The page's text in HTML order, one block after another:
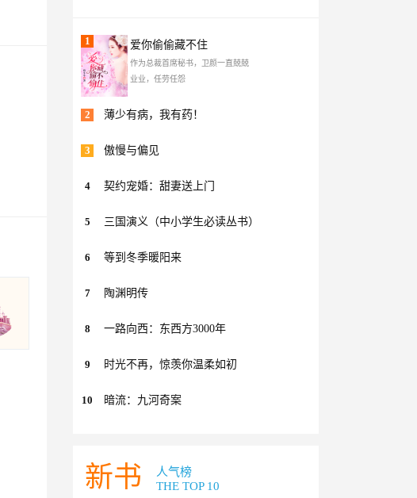
1 爱你偷偷藏不住
作为总裁首席秘书，卫颜一直兢兢
业业，任劳任怨
2 薄少有病，我有药！
3 傲慢与偏见
4 契约宠婚：甜妻送上门
5 三国演义（中小学生必读丛书）
6 等到冬季暖阳来
7 陶渊明传
8 一路向西：东西方3000年
9 时光不再，惊羡你温柔如初
10 暗流：九河奇案
新书
人气榜
THE TOP 10